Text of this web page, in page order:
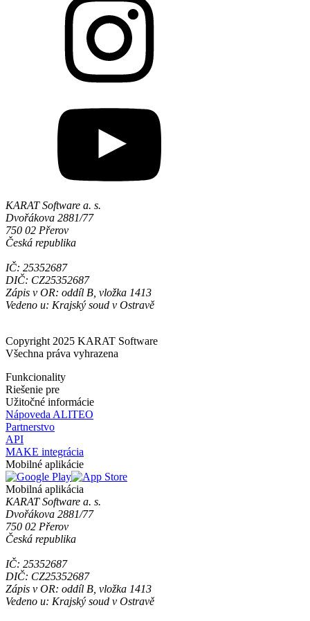
KARAT Software a. s.
Dvořákova 2881/77
750 02 Přerov
Česká republika
IČ: 25352687
DIČ: CZ25352687
Zápis v OR: oddíl B, vložka 1413
Vedeno u: Krajský soud v Ostravě
Copyright 2025 KARAT Software
Všechna práva vyhrazena
Funkcionality
Riešenie pre
Užitočné informácie
Nápoveda ALITEO
Partnerstvo
API
MAKE integrácia
Mobilné aplikácie
Mobilná aplikácia
KARAT Software a. s.
Dvořákova 2881/77
750 02 Přerov
Česká republika
IČ: 25352687
DIČ: CZ25352687
Zápis v OR: oddíl B, vložka 1413
Vedeno u: Krajský soud v Ostravě